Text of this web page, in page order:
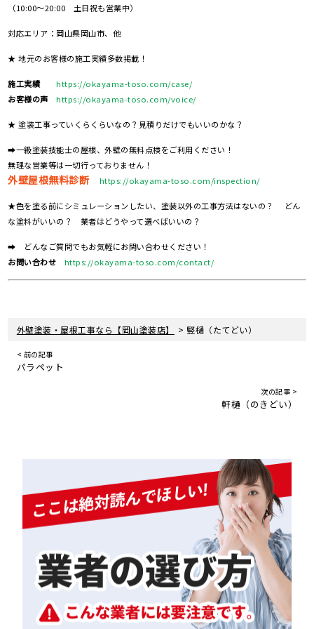
（10:00～20:00 土日祝も営業中）
対応エリア：岡山県岡山市、他
★ 地元のお客様の施工実績多数掲載！
施工実績
https://okayama-toso.com/case/
お客様の声
https://okayama-toso.com/voice/
★ 塗装工事っていくらくらいなの？見積りだけでもいいのかな？
➡一級塗装技能士の屋根、外壁の無料点検をご利用ください！
無理な営業等は一切行っておりません！
外壁屋根無料診断 https://okayama-toso.com/inspection/
★色を塗る前にシミュレーションしたい、塗装以外の工事方法はないの？ どん
な塗料がいいの？ 業者はどうやって選べばいいの？
➡ どんなご質問でもお気軽にお問い合わせください！
お問い合わせ
https://okayama-toso.com/contact/
外壁塗装・屋根工事なら【岡山塗装店】 > 竪樋（たてどい）
< 前の記事
パラペット
次の記事 >
軒樋（のきどい）